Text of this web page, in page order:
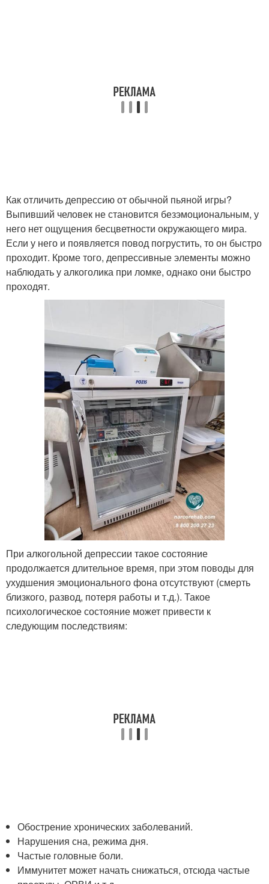
Как отличить депрессию от обычной пьяной игры?
Выпивший человек не становится безэмоциональным, у
него нет ощущения бесцветности окружающего мира.
Если у него и появляется повод погрустить, то он быстро
проходит. Кроме того, депрессивные элементы можно
наблюдать у алкоголика при ломке, однако они быстро
проходят.
При алкогольной депрессии такое состояние
продолжается длительное время, при этом поводы для
ухудшения эмоционального фона отсутствуют (смерть
близкого, развод, потеря работы и т.д.). Такое
психологическое состояние может привести к
следующим последствиям:
Обострение хронических заболеваний.
Нарушения сна, режима дня.
Частые головные боли.
Иммунитет может начать снижаться, отсюда частые